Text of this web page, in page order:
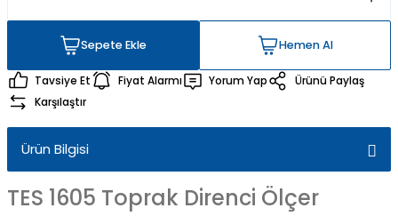
Sepete Ekle
Hemen Al
Hemen Al
Tavsiye Et Fiyat Alarmı Yorum Yap
Ürünü Paylaş
Karşılaştır
Ürün Bilgisi
TES 1605 Toprak Direnci Ölçer